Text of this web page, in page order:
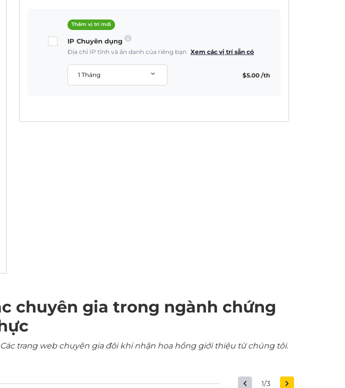
Thêm vị trí mới
IP Chuyên dụng
Địa chỉ IP tĩnh và ẩn danh của riêng bạn Xem các vị trí sẵn có
1 Tháng $5.00 /th
chuyên gia trong ngành chứng
trang web chuyên gia đôi khi nhận hoa hồng giới thiệu từ chúng tôi.
1/3